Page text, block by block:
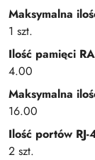
Maksymalna
1 szt.
Ilość pamięci
4.00
Maksymalna
16.00
Ilość portów
2 szt.